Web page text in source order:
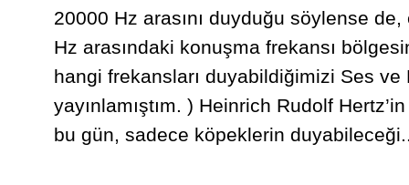
20000 Hz arasını duyduğu söylense
Hz arasındaki konuşma frekansı
hangi frekansları duyabildiğimizi Ses ve
yayınlamıştım. ) Heinrich Rudolf
bu gün, sadece köpeklerin